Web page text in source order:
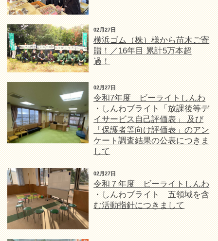
02月27日
横浜ゴム（株）様から苗木ご寄
贈！／16年目 累計5万本超
過！
02月27日
令和7年度 ビーライトしんわ
・しんわブライト「放課後等デ
イサービス自己評価表」 及び
「保護者等向け評価表」のアン
ケート調査結果の公表につきま
して
02月27日
令和７年度 ビーライトしんわ
・しんわブライト 五領域を含
む活動指針につきまして